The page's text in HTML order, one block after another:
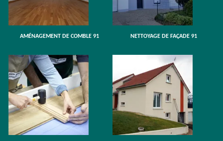
AMÉNAGEMENT DE COMBLE 91 NETTOYAGE DE FAÇADE 91